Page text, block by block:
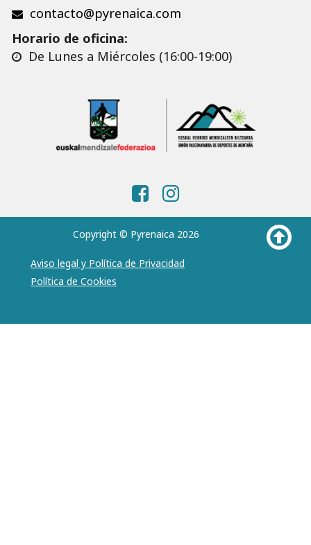
contacto@pyrenaica.com
Horario de oficina:
De Lunes a Miércoles (16:00-19:00)
Copyright © Pyrenaica 2026
Aviso legal y Política de Privacidad
Política de Cookies